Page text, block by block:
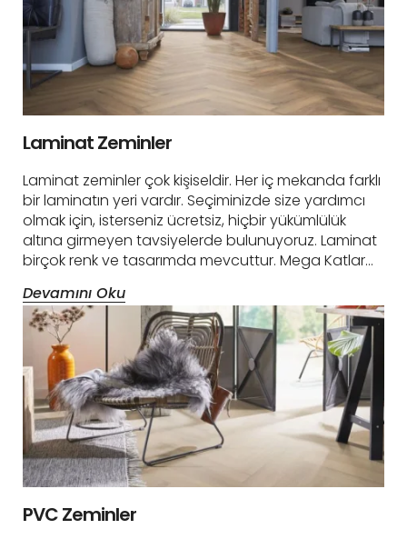
Laminat Zeminler
Laminat zeminler çok kişiseldir. Her iç mekanda farklı
bir laminatın yeri vardır. Seçiminizde size yardımcı
olmak için, isterseniz ücretsiz, hiçbir yükümlülük
altına girmeyen tavsiyelerde bulunuyoruz. Laminat
birçok renk ve tasarımda mevcuttur. Mega Katlar…
Devamını Oku
PVC Zeminler